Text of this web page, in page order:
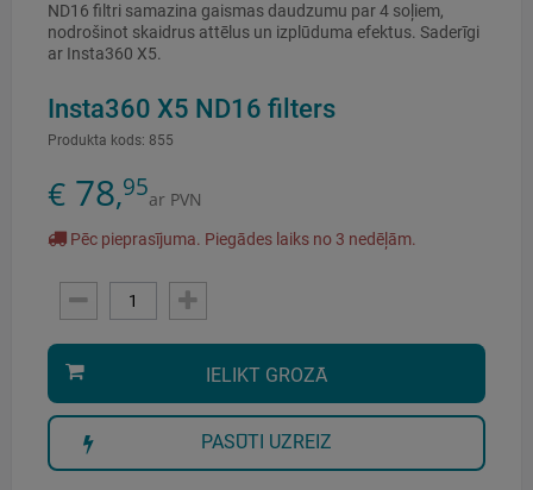
ND16 filtri samazina gaismas daudzumu par 4 soļiem,
nodrošinot skaidrus attēlus un izplūduma efektus. Saderīgi
ar Insta360 X5.
Insta360 X5 ND16 filters
Produkta kods: 855
€ 78,95ar PVN
Pēc pieprasījuma. Piegādes laiks no 3 nedēļām.
IELIKT GROZĀ
PASŪTI UZREIZ